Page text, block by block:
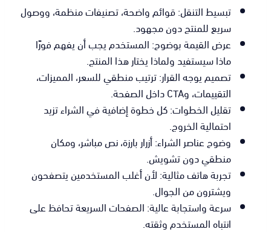
تبسيط التنقل: قوائم واضحة، تصنيفات منظمة، ووصول
سريع للمنتج دون مجهود.
عرض القيمة بوضوح: المستخدم يجب أن يفهم فورًا
ماذا سيستفيد ولماذا يختار هذا المنتج.
تصميم يوجه القرار: ترتيب منطقي للسعر، المميزات،
التقييمات، وCTA داخل الصفحة.
تقليل الخطوات: كل خطوة إضافية في الشراء تزيد
احتمالية الخروج.
وضوح عناصر الشراء: أزرار بارزة، نص مباشر، ومكان
منطقي دون تشويش.
تجربة هاتف مثالية: لأن أغلب المستخدمين يتصفحون
ويشترون من الجوال.
سرعة واستجابة عالية: الصفحات السريعة تحافظ على
انتباه المستخدم وثقته.